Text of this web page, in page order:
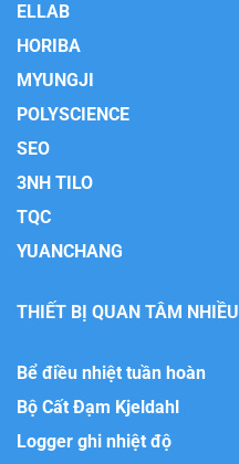
ELLAB
HORIBA
MYUNGJI
POLYSCIENCE
SEO
3NH TILO
TQC
YUANCHANG
THIẾT BỊ QUAN TÂM NHIỀU
Bể điều nhiệt tuần hoàn
Bộ Cất Đạm Kjeldahl
Logger ghi nhiệt độ